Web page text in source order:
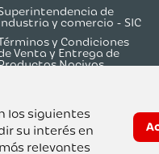
los siguientes
su interés en
relevantes
de
y comercio - SIC
y Condiciones
Venta y Entrega de
Nocivos